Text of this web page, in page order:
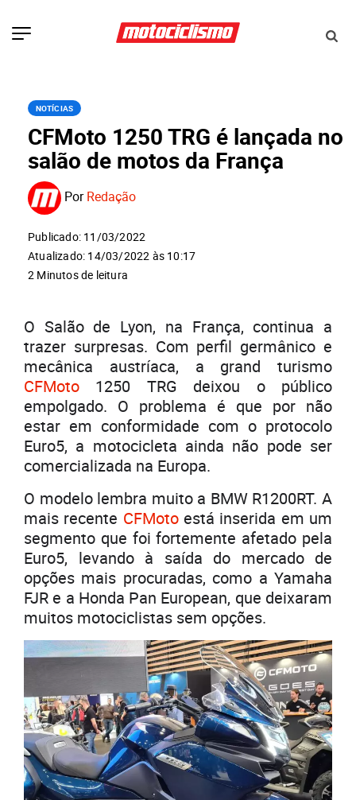
NOTÍCIAS
CFMoto 1250 TRG é lançada no
salão de motos da França
PorRedação
Publicado: 11/03/2022
Atualizado: 14/03/2022 às 10:17
2 Minutos de leitura
O Salão de Lyon, na França, continua a
trazer surpresas. Com perfil germânico e
mecânica austríaca, a grand turismo
CFMoto 1250 TRG deixou o público
empolgado. O problema é que por não
estar em conformidade com o protocolo
Euro5, a motocicleta ainda não pode ser
comercializada na Europa.
O modelo lembra muito a BMW R1200RT. A
mais recente CFMotoestá inserida em um
segmento que foi fortemente afetado pela
Euro5, levando à saída do mercado de
opções mais procuradas, como a Yamaha
FJR e a Honda Pan European, que deixaram
muitos motociclistas sem opções.